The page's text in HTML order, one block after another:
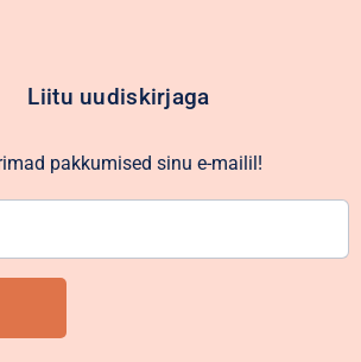
Liitu uudiskirjaga
pakkumised sinu e-mailil!